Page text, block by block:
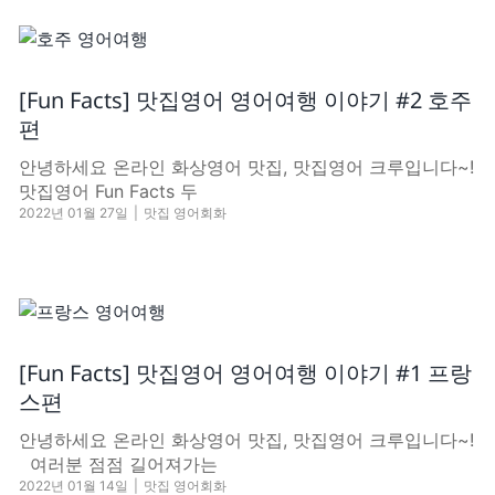
[Fun Facts] 맛집영어 영어여행 이야기 #2 호주
편
안녕하세요 온라인 화상영어 맛집, 맛집영어 크루입니다~!
​맛집영어 Fun Facts 두
2022년 01월 27일 맛집 영어회화
[Fun Facts] 맛집영어 영어여행 이야기 #1 프랑
스편
안녕하세요 온라인 화상영어 맛집, 맛집영어 크루입니다~!
여러분 점점 길어져가는
2022년 01월 14일 맛집 영어회화